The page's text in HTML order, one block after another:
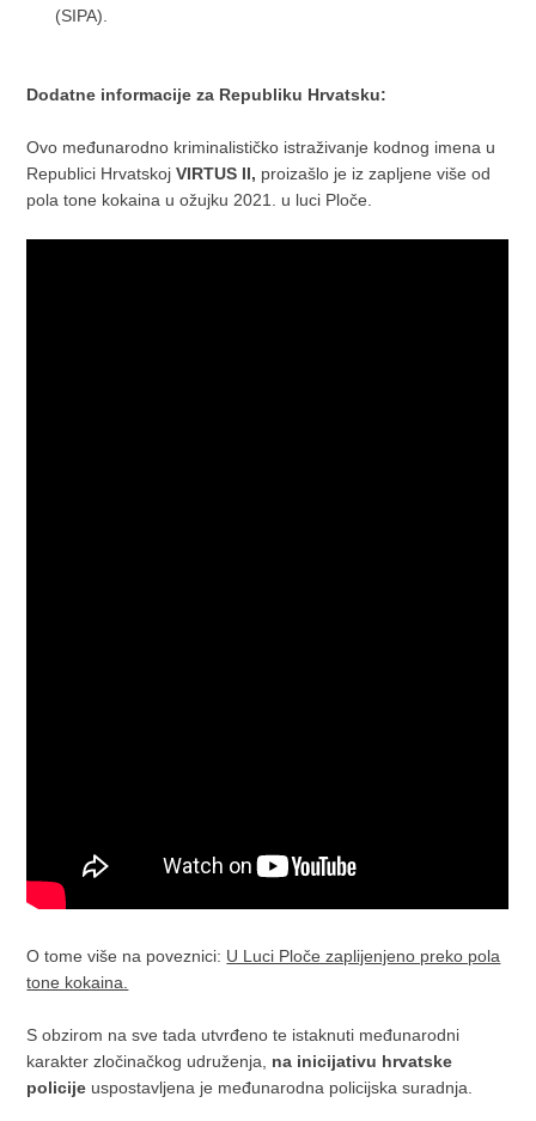
(SIPA).
Dodatne informacije za Republiku Hrvatsku:
Ovo međunarodno kriminalističko istraživanje kodnog imena u
Republici HrvatskojVIRTUS II, proizašlo je iz zapljene više od
pola tone kokaina u ožujku 2021. u luci Ploče.
O tome više na poveznici: U Luci Ploče zaplijenjeno preko pola
tone kokaina.
S obzirom na sve tada utvrđeno te istaknuti međunarodni
karakter zločinačkog udruženja, na inicijativu hrvatske
policije uspostavljena je međunarodna policijska suradnja.